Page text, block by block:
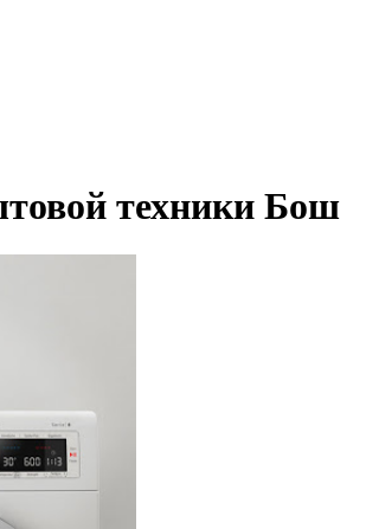
техники Бош